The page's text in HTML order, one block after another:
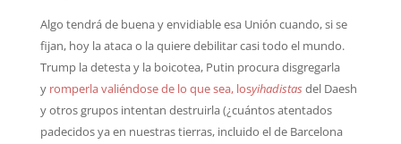
Algo tendrá de buena y envidiable esa Unión cuando, si se
fijan, hoy la ataca o la quiere debilitar casi todo el mundo.
Trump la detesta y la boicotea, Putin procura disgregarla
y romperla valiéndose de lo que sea, losyihadistasdel Daesh
y otros grupos intentan destruirla (¿cuántos atentados
padecidos ya en nuestras tierras, incluido el de Barcelona